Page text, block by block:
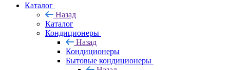
Каталог
Назад
Каталог
Кондиционеры
Назад
Кондиционеры
Бытовые кондиционеры